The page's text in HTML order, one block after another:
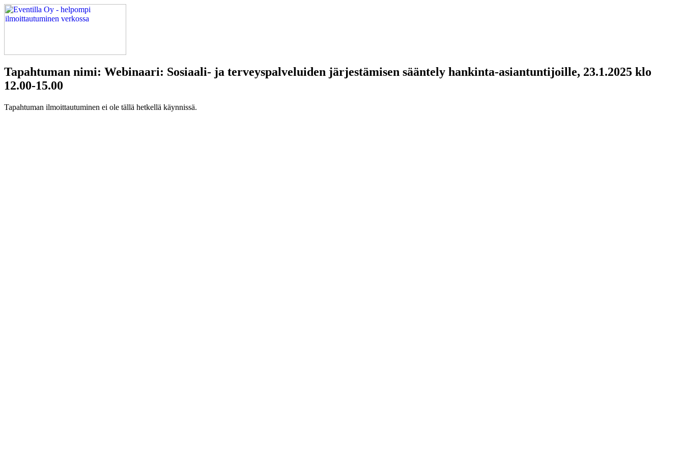
Tapahtuman nimi: Webinaari: Sosiaali- ja terveyspalveluiden järjestämisen sääntely hankinta-asiantuntijoille, 23.1.2025 klo
12.00-15.00
Tapahtuman ilmoittautuminen ei ole tällä hetkellä käynnissä.